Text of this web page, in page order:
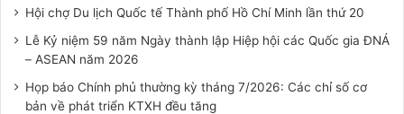
Hội chợ Du lịch Quốc tế Thành phố Hồ Chí Minh lần thứ 20
Lễ Kỷ niệm 59 năm Ngày thành lập Hiệp hội các Quốc gia ĐNÁ
– ASEAN năm 2026
Họp báo Chính phủ thường kỳ tháng 7/2026: Các chỉ số cơ
bản về phát triển KTXH đều tăng